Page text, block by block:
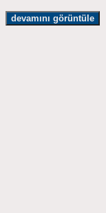
devamını görüntüle